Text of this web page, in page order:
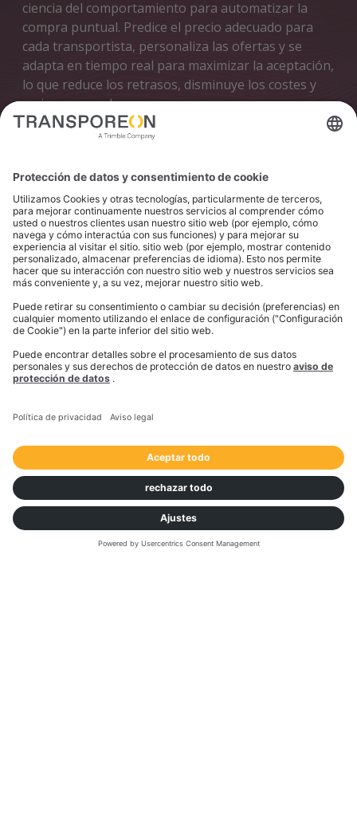
ciencia del comportamiento para automatizar la
compra puntual. Predice el precio adecuado para
cada transportista, personaliza las ofertas y se
adapta en tiempo real para maximizar la aceptación,
lo que reduce los retrasos, disminuye los costes y
mejora con cada carga.
Características
principales
Calcula las tarifas puntuales (spot) óptimas en
función de los datos del mercado, los envíos
históricos y el comportamiento de los
transportistas, hasta el nivel de cada transportista